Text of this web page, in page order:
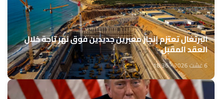
البرتغال تعتزم إنجاز معبرين جديدين فوق نهر تاجة خلال
العقد المقبل
6 غشت 2026 - 18:36